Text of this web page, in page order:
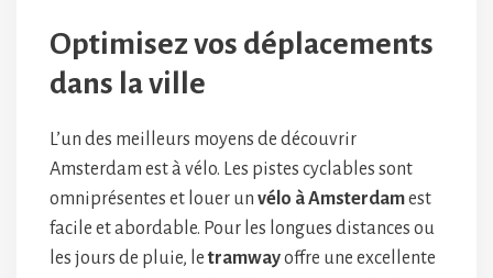
Optimisez vos déplacements
dans la ville
L’un des meilleurs moyens de découvrir
Amsterdam est à vélo. Les pistes cyclables sont
omniprésentes et louer un vélo à Amsterdamest
facile et abordable. Pour les longues distances ou
les jours de pluie, le tramwayoffre une excellente